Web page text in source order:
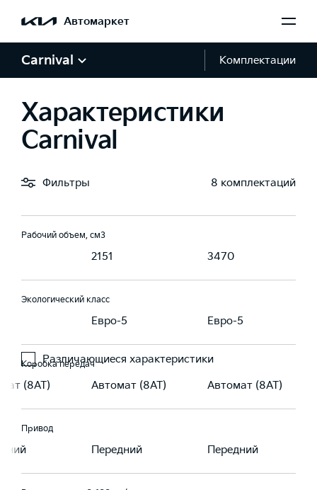
Автомаркет
Carnival Комплектации
Характеристики
Carnival
Фильтры 8 комплектаций
Различающиеся характеристики
Мощность, л.с.
249
Крутящий момент, Н·м
АИ 92-95 Бензин, АИ 92-95
Рабочий объем, см3
2151 3470
Экологический класс
Евро-5 Евро-5
Коробка передач
(8AT) Автомат (8AT) Автомат (8AT)
Привод
Передний Передний